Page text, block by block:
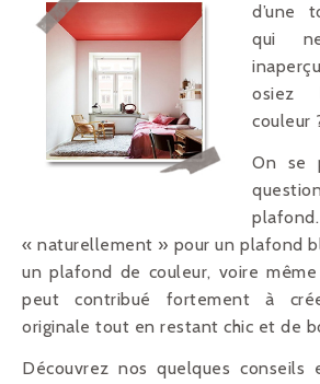
d’une
qui
osiez
couleur
On se
« naturellement » pour un plafond
un plafond de couleur, voire
peut contribué fortement à
originale tout en restant chic et de
Découvrez nos quelques conseils